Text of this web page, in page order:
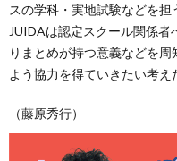
スの学科・実地試験などを担
JUIDAは認定スクール関係者
りまとめが持つ意義などを
よう協力を得ていきたい考え
（藤原秀行）